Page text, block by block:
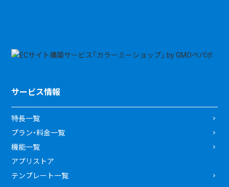
サービス情報
特長一覧
プラン・料金一覧
機能一覧
アプリストア
テンプレート一覧